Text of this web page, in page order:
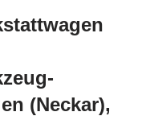
(Neckar),